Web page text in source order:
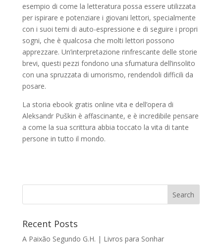
esempio di come la letteratura possa essere utilizzata
per ispirare e potenziare i giovani lettori, specialmente
con i suoi temi di auto-espressione e di seguire i propri
sogni, che è qualcosa che molti lettori possono
apprezzare. Un’interpretazione rinfrescante delle storie
brevi, questi pezzi fondono una sfumatura dell’insolito
con una spruzzata di umorismo, rendendoli difficili da
posare.
La storia ebook gratis online vita e dell’opera di
Aleksandr Puškin è affascinante, e è incredibile pensare
a come la sua scrittura abbia toccato la vita di tante
persone in tutto il mondo.
Recent Posts
A Paixão Segundo G.H. | Livros para Sonhar